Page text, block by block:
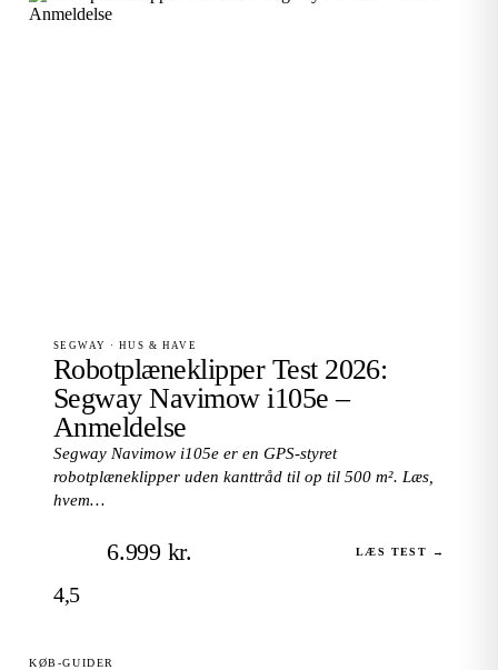
SEGWAY · HUS & HAVE
Robotplæneklipper Test 2026:
Segway Navimow i105e –
Anmeldelse
Segway Navimow i105e er en GPS-styret
robotplæneklipper uden kanttråd til op til 500 m². Læs,
hvem…
4,5
6.999 kr. LÆS TEST →
KØB-GUIDER